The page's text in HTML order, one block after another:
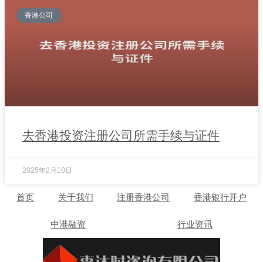
香港公司
去香港投资注册公司所需手续与证件
2025年2月10日
首页 关于我们 注册香港公司 香港银行开户
中港融资 行业资讯